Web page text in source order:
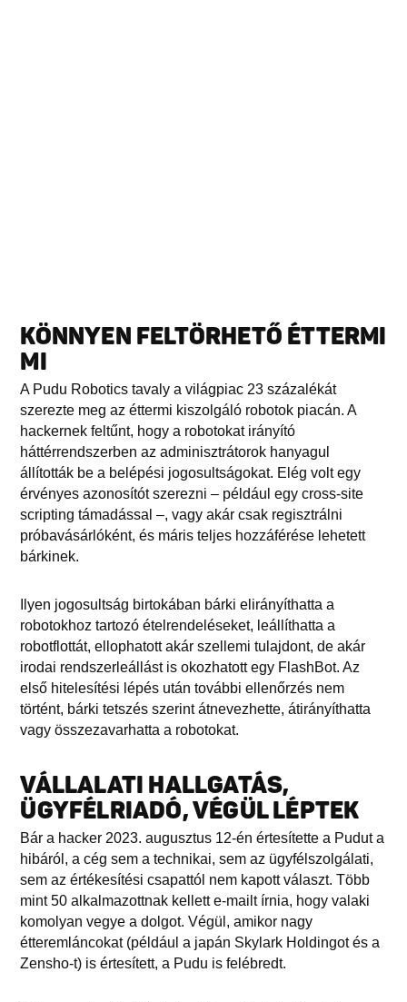
KÖNNYEN FELTÖRHETŐ ÉTTERMI
MI
A Pudu Robotics tavaly a világpiac 23 százalékát
szerezte meg az éttermi kiszolgáló robotok piacán. A
hackernek feltűnt, hogy a robotokat irányító
háttérrendszerben az adminisztrátorok hanyagul
állították be a belépési jogosultságokat. Elég volt egy
érvényes azonosítót szerezni – például egy cross-site
scripting támadással –, vagy akár csak regisztrálni
próbavásárlóként, és máris teljes hozzáférése lehetett
bárkinek.
Ilyen jogosultság birtokában bárki elirányíthatta a
robotokhoz tartozó ételrendeléseket, leállíthatta a
robotflottát, ellophatott akár szellemi tulajdont, de akár
irodai rendszerleállást is okozhatott egy FlashBot. Az
első hitelesítési lépés után további ellenőrzés nem
történt, bárki tetszés szerint átnevezhette, átirányíthatta
vagy összezavarhatta a robotokat.
VÁLLALATI HALLGATÁS,
ÜGYFÉLRIADÓ, VÉGÜL LÉPTEK
Bár a hacker 2023. augusztus 12-én értesítette a Pudut a
hibáról, a cég sem a technikai, sem az ügyfélszolgálati,
sem az értékesítési csapattól nem kapott választ. Több
mint 50 alkalmazottnak kellett e-mailt írnia, hogy valaki
komolyan vegye a dolgot. Végül, amikor nagy
étteremláncokat (például a japán Skylark Holdingot és a
Zensho-t) is értesített, a Pudu is felébredt.